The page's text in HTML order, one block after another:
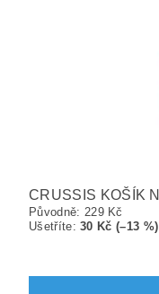
CRUSSIS KOŠÍK
Původně: 229 Kč
Ušetříte:30 Kč (–13 %)